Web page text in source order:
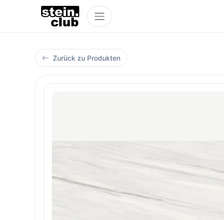
Zurück zu Produkten